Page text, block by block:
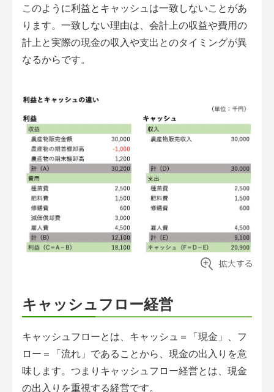
農業一問一答
基礎知識
このように利益とキャッシュは一致しないことがあ
ります。一致しない理由は、会計上の収益や費用の
計上と実際の現金の収入や支出とのタイミングが異
なるからです。
キャッシュフロー経営
キャッシュフローとは、キャッシュ＝「現金」、フ
ロー＝「流れ」であることから、現金の出入りを意
味します。つまりキャッシュフロー経営とは、現金
の出入りを重視する経営です。